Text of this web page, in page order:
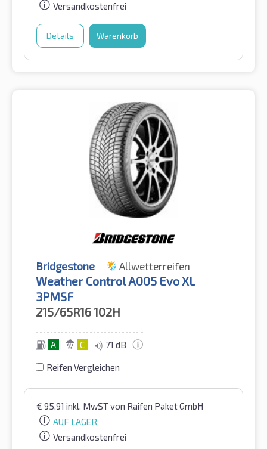
Versandkostenfrei
Details Warenkorb
Bridgestone Allwetterreifen
Weather Control A005 Evo XL
3PMSF
215/65R16102H
A C 71 dB
Reifen Vergleichen
€ 95,91 inkl. MwSTvon Raifen Paket GmbH
AUF LAGER
Versandkostenfrei